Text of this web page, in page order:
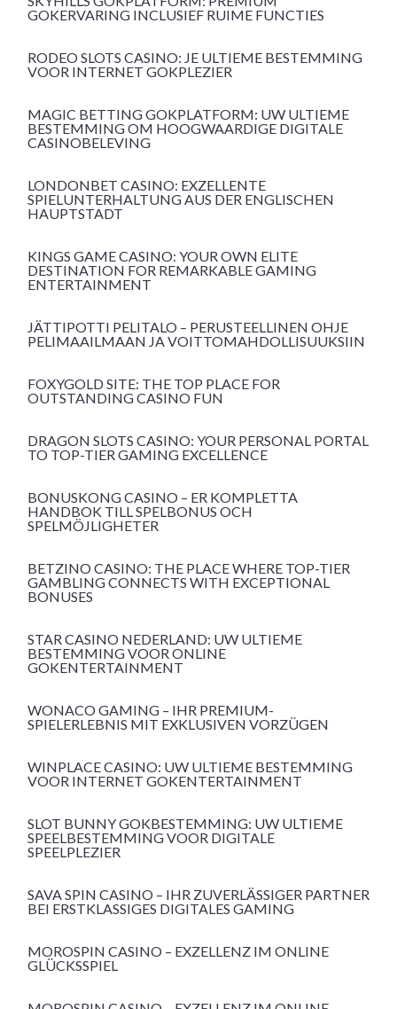
GOKERVARING INCLUSIEF RUIME FUNCTIES
RODEO SLOTS CASINO: JE ULTIEME BESTEMMING
VOOR INTERNET GOKPLEZIER
MAGIC BETTING GOKPLATFORM: UW ULTIEME
BESTEMMING OM HOOGWAARDIGE DIGITALE
CASINOBELEVING
LONDONBET CASINO: EXZELLENTE
SPIELUNTERHALTUNG AUS DER ENGLISCHEN
HAUPTSTADT
KINGS GAME CASINO: YOUR OWN ELITE
DESTINATION FOR REMARKABLE GAMING
ENTERTAINMENT
JÄTTIPOTTI PELITALO – PERUSTEELLINEN OHJE
PELIMAAILMAAN JA VOITTOMAHDOLLISUUKSIIN
FOXYGOLD SITE: THE TOP PLACE FOR
OUTSTANDING CASINO FUN
DRAGON SLOTS CASINO: YOUR PERSONAL PORTAL
TO TOP-TIER GAMING EXCELLENCE
BONUSKONG CASINO – ER KOMPLETTA
HANDBOK TILL SPELBONUS OCH
SPELMÖJLIGHETER
BETZINO CASINO: THE PLACE WHERE TOP-TIER
GAMBLING CONNECTS WITH EXCEPTIONAL
BONUSES
STAR CASINO NEDERLAND: UW ULTIEME
BESTEMMING VOOR ONLINE
GOKENTERTAINMENT
WONACO GAMING – IHR PREMIUM-
SPIELERLEBNIS MIT EXKLUSIVEN VORZÜGEN
WINPLACE CASINO: UW ULTIEME BESTEMMING
VOOR INTERNET GOKENTERTAINMENT
SLOT BUNNY GOKBESTEMMING: UW ULTIEME
SPEELBESTEMMING VOOR DIGITALE
SPEELPLEZIER
SAVA SPIN CASINO – IHR ZUVERLÄSSIGER PARTNER
BEI ERSTKLASSIGES DIGITALES GAMING
MOROSPIN CASINO – EXZELLENZ IM ONLINE
GLÜCKSSPIEL